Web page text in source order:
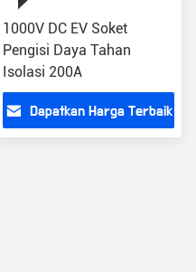
1000V DC EV Soket
Pengisi Daya Tahan
Isolasi 200A
Dapatkan Harga Terbaik